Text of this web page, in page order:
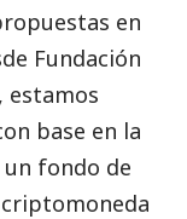
en
Fundación
estamos
base en la
fondo de